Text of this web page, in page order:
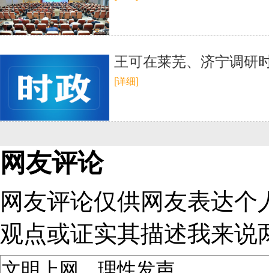
王可在莱芜、济宁调研
[详细]
网友评论
网友评论仅供网友表达
观点或证实其描述我来说